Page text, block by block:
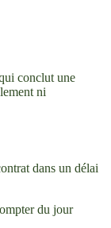
conclut une
ni
dans un délai
du jour